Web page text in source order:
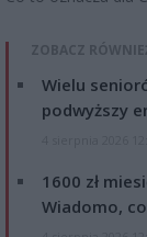
ZOBACZ
Wielu
podwyższy
1600 zł
Wiadomo,